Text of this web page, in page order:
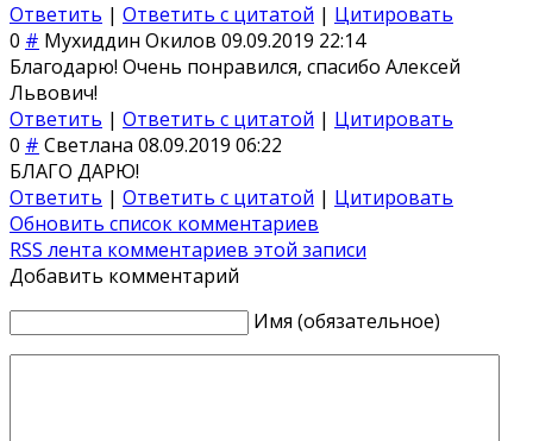
Ответить | Ответить с цитатой | Цитировать
0 # Мухиддин Окилов 09.09.2019 22:14
Благодарю! Очень понравился, спасибо Алексей
Львович!
Ответить | Ответить с цитатой | Цитировать
0 # Светлана 08.09.2019 06:22
БЛАГО ДАРЮ!
Ответить | Ответить с цитатой | Цитировать
Обновить список комментариев
RSS лента комментариев этой записи
Добавить комментарий
Имя (обязательное)